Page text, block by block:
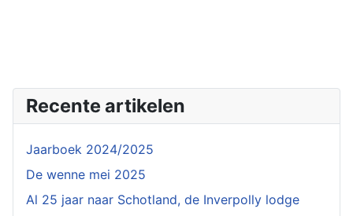
Recente artikelen
Jaarboek 2024/2025
De wenne mei 2025
Al 25 jaar naar Schotland, de Inverpolly lodge